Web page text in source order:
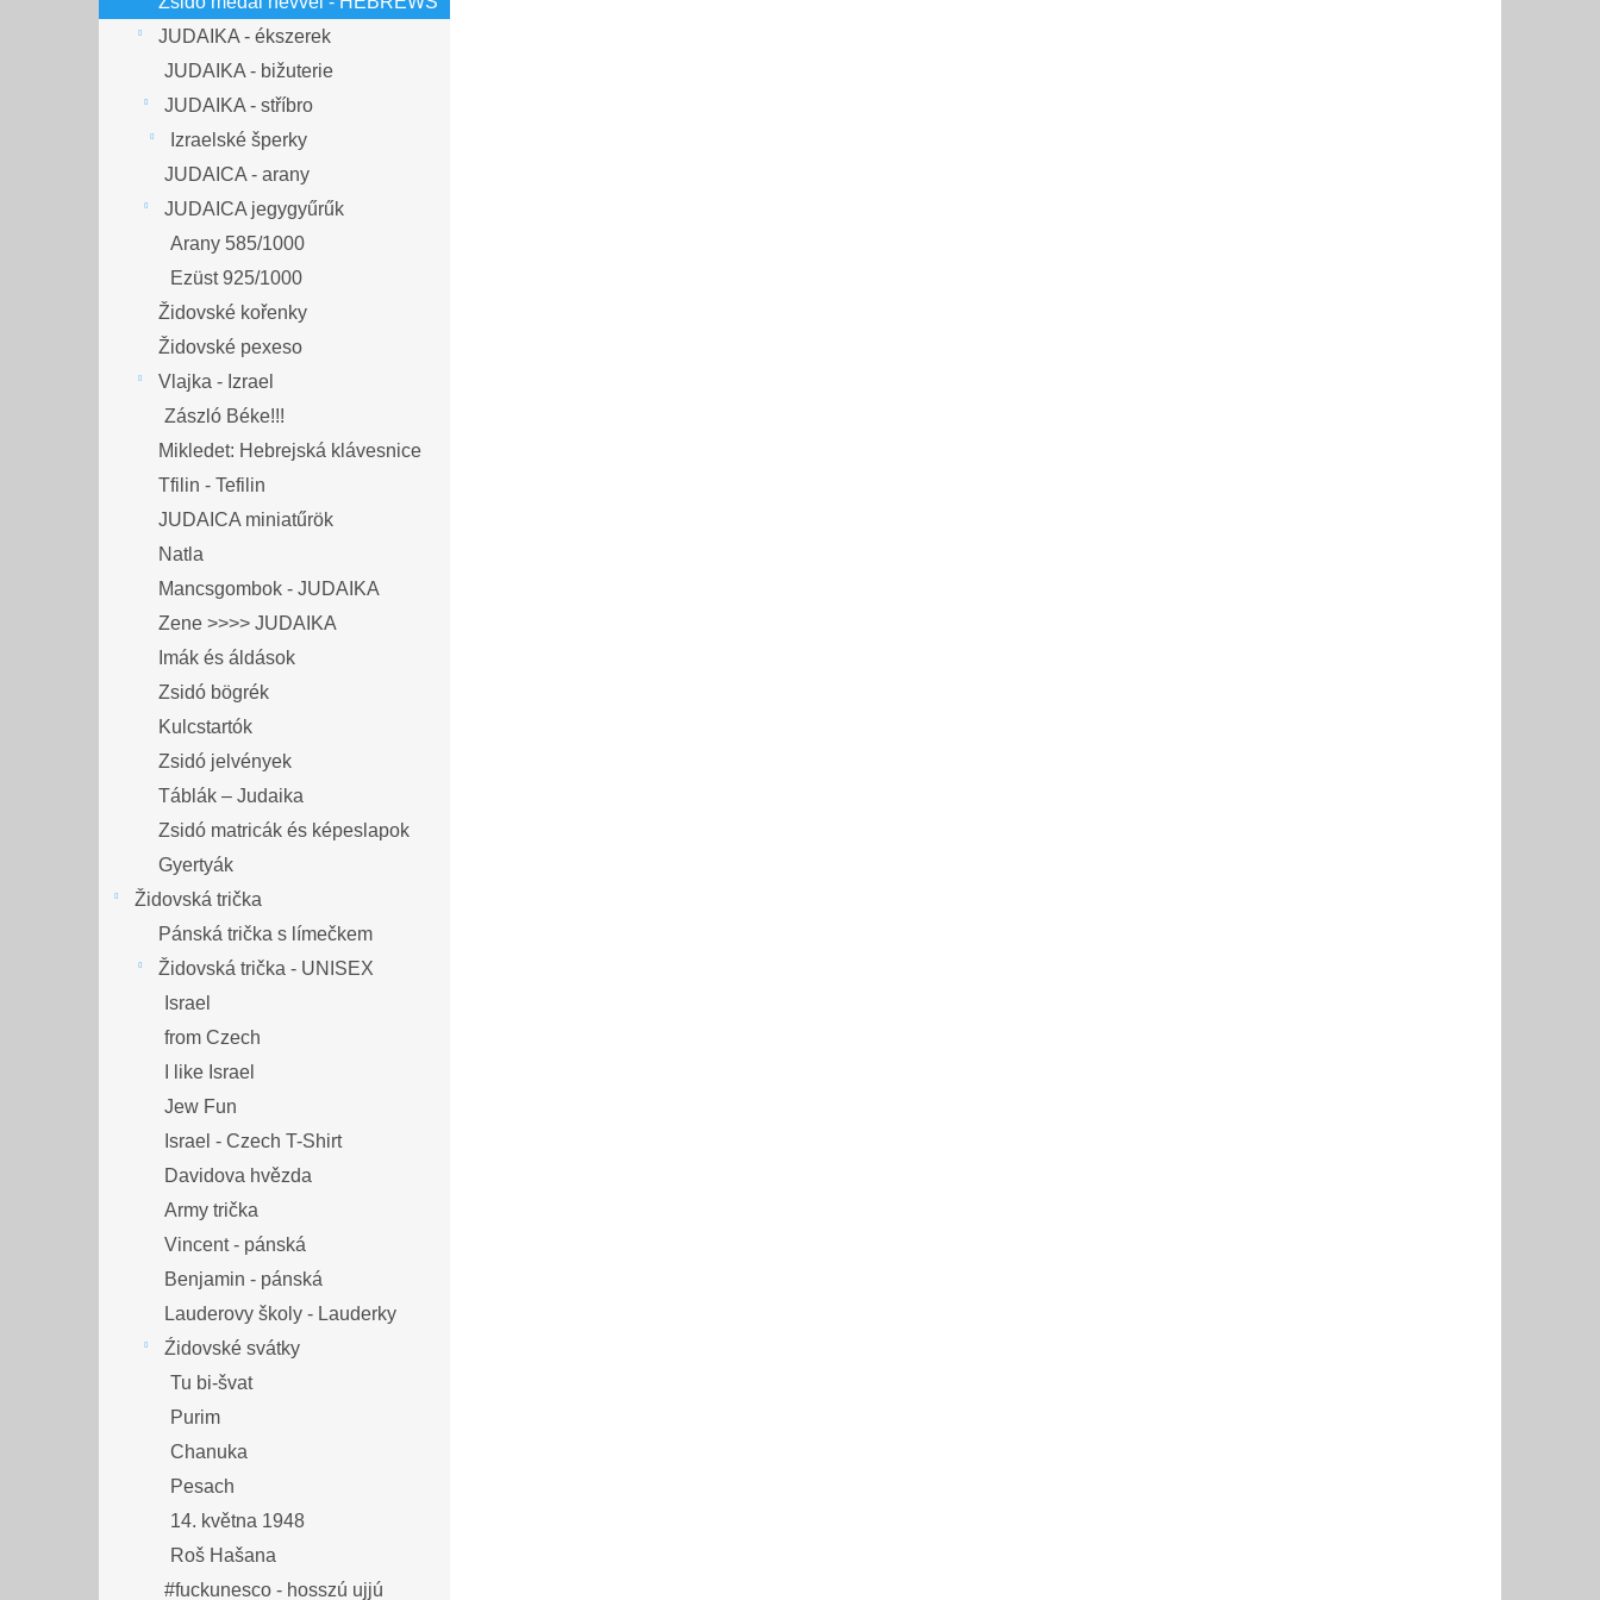
JUDAIKA - ékszerek
JUDAIKA - bižuterie
JUDAIKA - stříbro
Izraelské šperky
JUDAICA - arany
JUDAICA jegygyűrűk
Arany 585/1000
Ezüst 925/1000
Židovské kořenky
Židovské pexeso
Vlajka - Izrael
Zászló Béke!!!
Mikledet: Hebrejská klávesnice
Tfilin - Tefilin
JUDAICA miniatűrök
Natla
Mancsgombok - JUDAIKA
Zene >>>> JUDAIKA
Imák és áldások
Zsidó bögrék
Kulcstartók
Zsidó jelvények
Táblák – Judaika
Zsidó matricák és képeslapok
Gyertyák
Židovská trička
Pánská trička s límečkem
Židovská trička - UNISEX
Israel
from Czech
I like Israel
Jew Fun
Israel - Czech T-Shirt
Davidova hvězda
Army trička
Vincent - pánská
Benjamin - pánská
Lauderovy školy - Lauderky
Źidovské svátky
Tu bi-švat
Purim
Chanuka
Pesach
14. května 1948
Roš Hašana
#fuckunesco - hosszú ujjú